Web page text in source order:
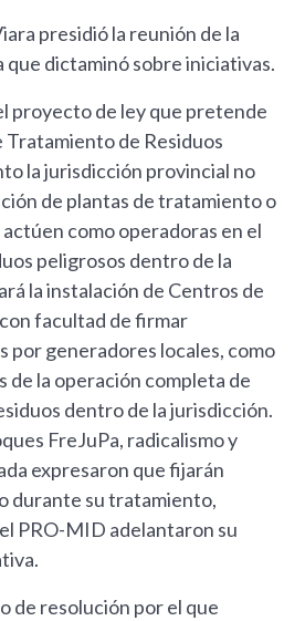
presidió la reunión de la
que dictaminó sobre iniciativas.
proyecto de ley que pretende
Tratamiento de Residuos
la jurisdicción provincial no
de plantas de tratamiento o
como operadoras en el
peligrosos dentro de la
la instalación de Centros de
facultad de firmar
por generadores locales, como
de la operación completa de
dentro de la jurisdicción.
FreJuPa, radicalismo y
expresaron que fijarán
durante su tratamiento,
PRO-MID adelantaron su
de resolución por el que